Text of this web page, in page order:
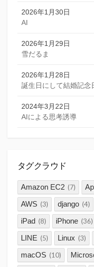
2026年1月30日
AI
2026年1月29日
雪だるま
2026年1月28日
誕生日にして結婚記念
2024年3月22日
AIによる思考誘導
タグクラウド
Amazon EC2 (7)
AWS (3) django (4)
iPad (8) iPhone (36)
LINE (5) Linux (3)
macOS (10)